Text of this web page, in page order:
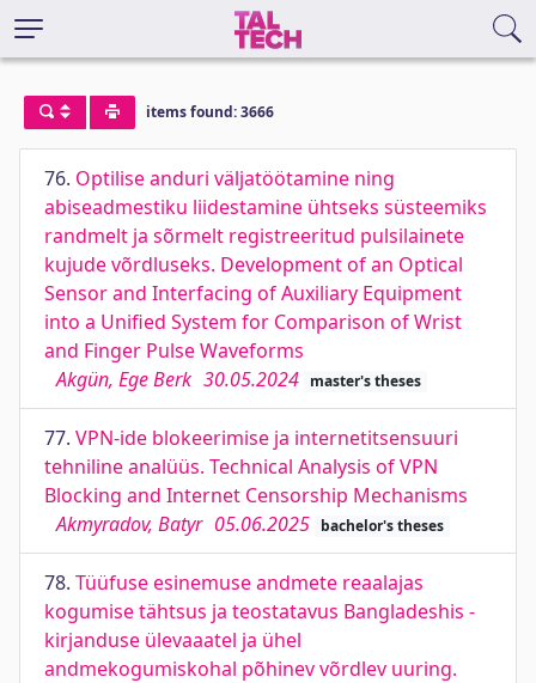
items found: 3666
76. Optilise anduri väljatöötamine ning
abiseadmestiku liidestamine ühtseks süsteemiks
randmelt ja sõrmelt registreeritud pulsilainete
kujude võrdluseks. Development of an Optical
Sensor and Interfacing of Auxiliary Equipment
into a Unified System for Comparison of Wrist
and Finger Pulse Waveforms
Akgün, Ege Berk 30.05.2024 master's theses
77. VPN-ide blokeerimise ja internetitsensuuri
tehniline analüüs. Technical Analysis of VPN
Blocking and Internet Censorship Mechanisms
Akmyradov, Batyr 05.06.2025 bachelor's theses
78. Tüüfuse esinemuse andmete reaalajas
kogumise tähtsus ja teostatavus Bangladeshis -
kirjanduse ülevaaatel ja ühel
andmekogumiskohal põhinev võrdlev uuring.